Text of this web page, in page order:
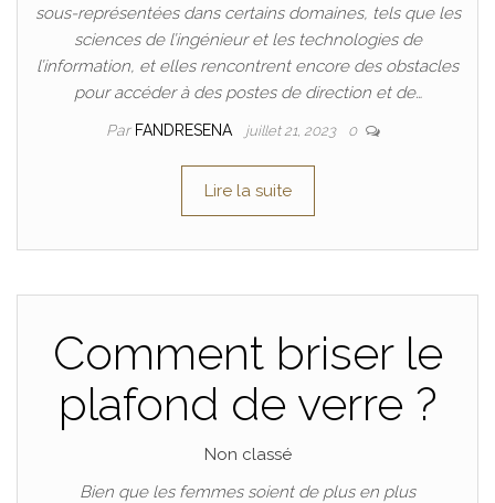
sous-représentées dans certains domaines, tels que les
sciences de l’ingénieur et les technologies de
l’information, et elles rencontrent encore des obstacles
pour accéder à des postes de direction et de…
Par FANDRESENA juillet 21, 2023 0
Lire la suite
Comment briser le
plafond de verre ?
Non classé
Bien que les femmes soient de plus en plus